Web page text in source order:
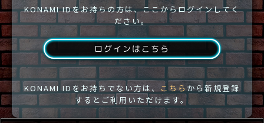
KONAMI IDをお持ちの方は、ここからログインしてく
ださい。
ログインはこちら
KONAMI IDをお持ちでない方は、 こちらから新規登録
するとご利用いただけます。